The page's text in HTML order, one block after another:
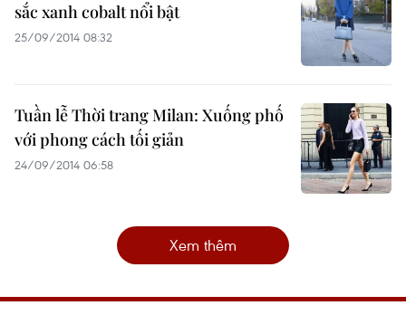
sắc xanh cobalt nổi bật
25/09/2014 08:32
Tuần lễ Thời trang Milan: Xuống phố
với phong cách tối giản
24/09/2014 06:58
Xem thêm